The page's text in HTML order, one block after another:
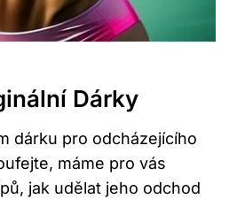
Dárky
dárku pro odcházejícího
máme pro vás
jak udělat jeho odchod